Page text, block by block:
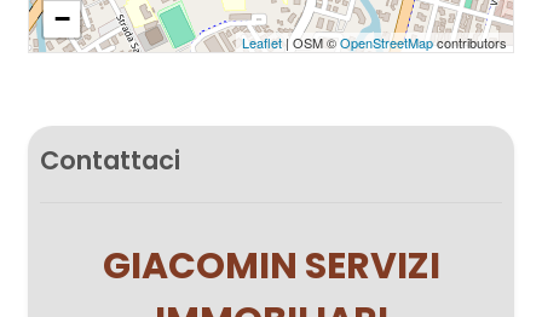
−
Leaflet| OSM ©OpenStreetMapcontributors
Contattaci
GIACOMIN SERVIZI